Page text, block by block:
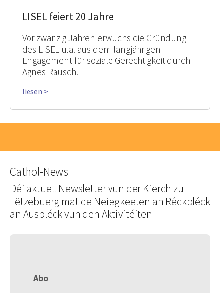
LISEL feiert 20 Jahre
Vor zwanzig Jahren erwuchs die Gründung
des LISEL u.a. aus dem langjährigen
Engagement für soziale Gerechtigkeit durch
Agnes Rausch.
liesen >
Cathol-News
Déi aktuell Newsletter vun der Kierch zu
Lëtzebuerg mat de Neiegkeeten an Réckbléck
an Ausbléck vun den Aktivitéiten
Abo